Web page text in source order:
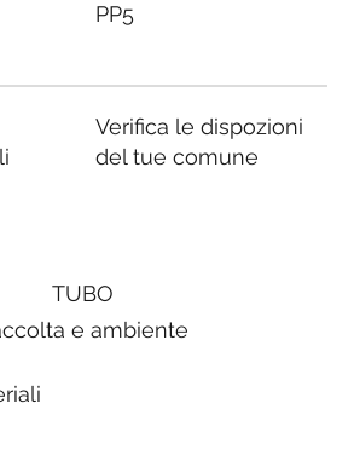
PP5
Verifica le dispozioni
del tue comune
TUBO
e ambiente